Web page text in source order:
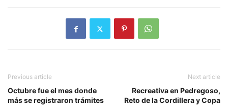
Previous article
Octubre fue el mes donde
más se registraron trámites
Next article
Recreativa en Pedregoso,
Reto de la Cordillera y Copa